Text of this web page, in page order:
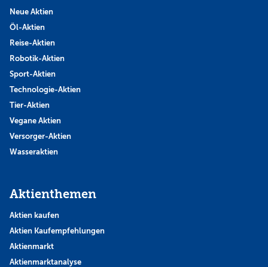
Neue Aktien
Öl-Aktien
Reise-Aktien
Robotik-Aktien
Sport-Aktien
Technologie-Aktien
Tier-Aktien
Vegane Aktien
Versorger-Aktien
Wasseraktien
Aktienthemen
Aktien kaufen
Aktien Kaufempfehlungen
Aktienmarkt
Aktienmarktanalyse